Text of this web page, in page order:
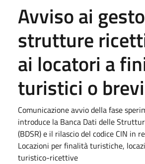
Avviso ai
strutture
ai locatori a
turistici o brevi
Comunicazione avvio della fase
introduce la Banca Dati delle
(BDSR) e il rilascio del codice CIN in
Locazioni per finalità turistiche,
turistico-ricettive